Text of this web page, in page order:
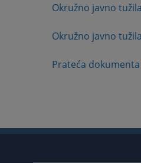
Okružno javno
Okružno javno
Prateća dokumenta